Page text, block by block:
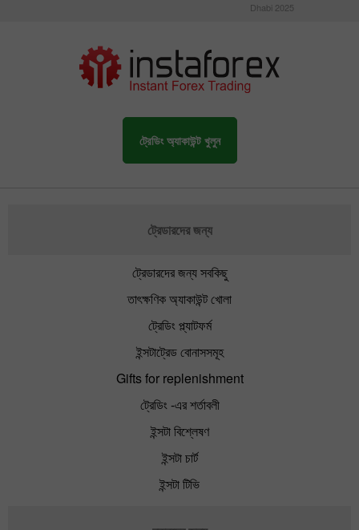
Dhabi 2025
ট্রেডিং অ্যাকাউন্ট খুলুন
ট্রেডারদের জন্য
ট্রেডারদের জন্য সবকিছু
তাৎক্ষণিক অ্যাকাউন্ট খোলা
ট্রেডিং প্ল্যাটফর্ম
ইন্সটাট্রেড বোনাসসমূহ
Gifts for replenishment
ট্রেডিং -এর শর্তাবলী
ইন্সটা বিশ্লেষণ
ইন্সটা চার্ট
ইন্সটা টিভি